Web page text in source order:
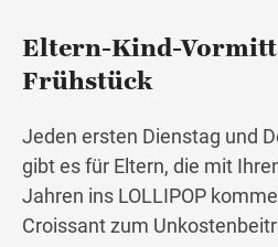
Eltern-Kind-
Frühstück
Jeden ersten Dienstag und
gibt es für Eltern, die mit
Jahren ins LOLLIPOP
Croissant zum